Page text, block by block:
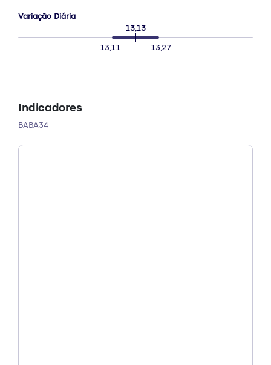
Variação Diária
13,13
13,11
13,27
Indicadores
BABA34